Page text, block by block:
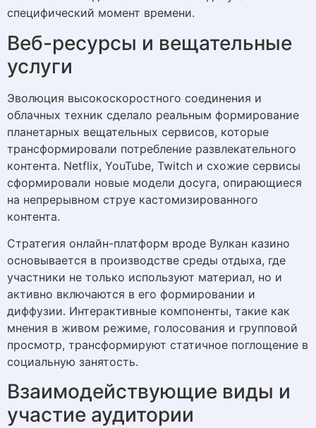
специфический момент времени.
Веб-ресурсы и вещательные
услуги
Эволюция высокоскоростного соединения и
облачных техник сделало реальным формирование
планетарных вещательных сервисов, которые
трансформировали потребление развлекательного
контента. Netflix, YouTube, Twitch и схожие сервисы
сформировали новые модели досуга, опирающиеся
на непрерывном струе кастомизированного
контента.
Стратегия онлайн-платформ вроде Вулкан казино
основывается в производстве среды отдыха, где
участники не только используют материал, но и
активно включаются в его формировании и
диффузии. Интерактивные компоненты, такие как
мнения в живом режиме, голосования и групповой
просмотр, трансформируют статичное поглощение в
социальную занятость.
Взаимодействующие виды и
участие аудитории